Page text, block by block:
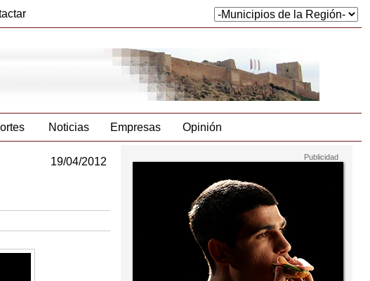
Noticias Empresas Opinión
19/04/2012